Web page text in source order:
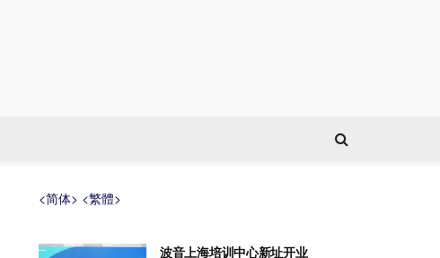
<简体> <繁體>
波音上海培训中心新址开业